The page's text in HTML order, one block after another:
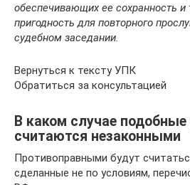
обеспечивающих ее сохранность и
пригодность для повторного
судебном заседании.
Вернуться к тексту УПК
Обратиться за консультацией
В каком случае подобные
считаются незаконными
Противоправными будут
сделанные не по условиям,